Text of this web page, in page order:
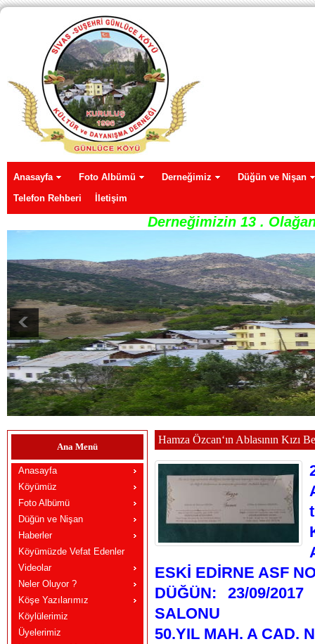
Anasayfa Foto Albümü Derneğimiz
Düğün ve Nişan
Telefon Rehberi
İletişim
Derneğimizin 13 .
Ana Menü
Anasayfa
Köyümüz
Foto Albümü
Düğün ve Nişan
Haberler
Köyümüzde Vefat Edenler
Videolar
Neler Oluyor ?
Köşe Yazılarımız
Köylülerimiz
Üyelerimiz
Hamza Özcan‘ın Ablasının Kızı
ESKİ EDİRNE ASF
DÜĞÜN: 23/09/
SALONU
50.YIL MAH. A CAD.